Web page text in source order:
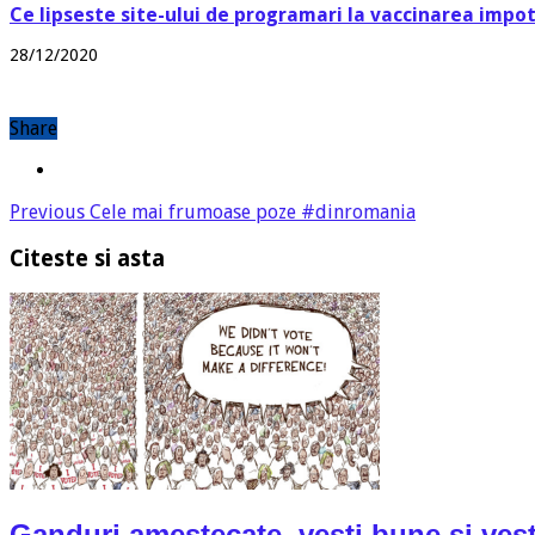
Ce lipseste site-ului de programari la vaccinarea
28/12/2020
Share
Previous Cele mai frumoase poze #dinromania
Citeste si asta